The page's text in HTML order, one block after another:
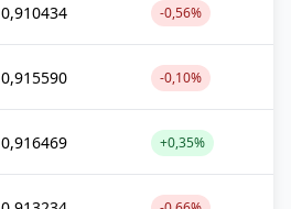
0,910434 -0,56%
0,915590 -0,10%
0,916469 +0,35%